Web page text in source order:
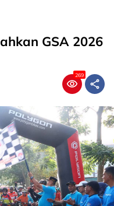
GSA 2026
269